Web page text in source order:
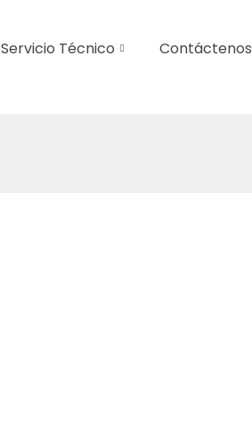
Servicio Técnico Contáctenos